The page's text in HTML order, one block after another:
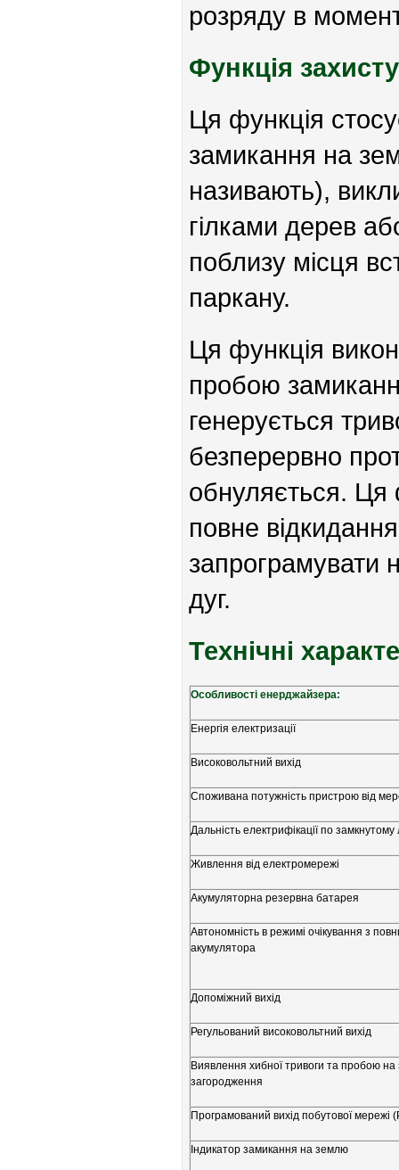
розряду в
Функція
Ця функція
замикання на
називають),
гілками дерев
поблизу місця
паркану.
Ця функція
пробою
генерується
безперервно
обнуляється. Ця
повне
запрограмувати
дуг.
Технічні
Особливості енерджайзера:
Енергія електризації
Високовольтний вихід
Споживана потужність пристрою від
Дальність електрифікації по
Живлення від електромережі
Акумуляторна резервна батарея
Автономність в режимі очікування з
акумулятора
Допоміжний вихід
Регульований високовольтний вихід
Виявлення хибної тривоги та пробою
загородження
Програмований вихід побутової мережі
Індикатор замикання на землю